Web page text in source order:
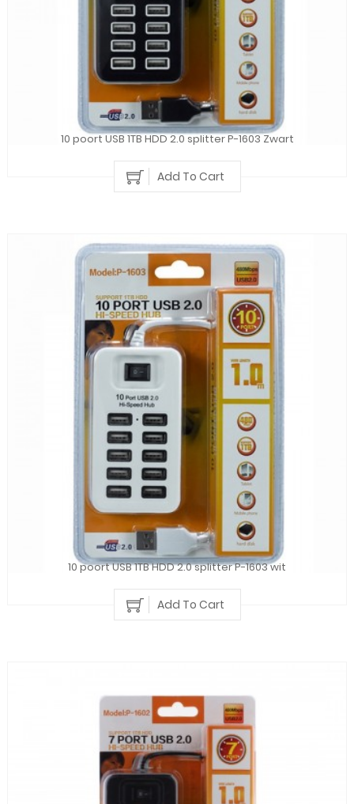
10 poort USB 1TB HDD 2.0 splitter P-1603 Zwart
Add To Cart
10 poort USB 1TB HDD 2.0 splitter P-1603 wit
Add To Cart